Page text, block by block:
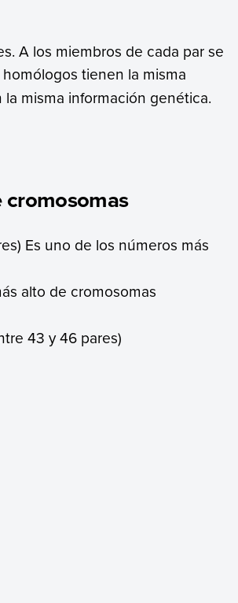
A los miembros de cada par se
tienen la misma
misma información genética.
cromosomas
Es uno de los números más
alto de cromosomas
43 y 46 pares)